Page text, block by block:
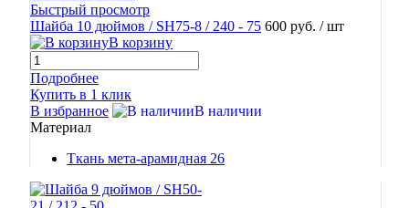
Быстрый просмотр
Шайба 10 дюймов / SH75-8 / 240 - 75 600 руб. / шт
В корзину
Подробнее
Купить в 1 клик
В избранное
В наличии
Материал
Ткань мета-арамидная 26